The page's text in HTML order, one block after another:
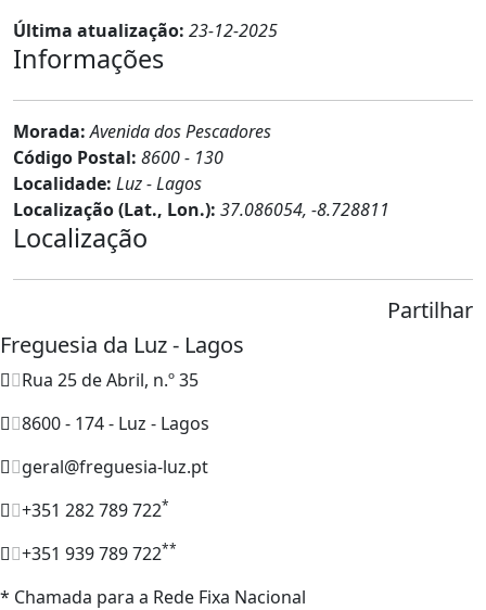
Última atualização: 23-12-2025
Informações
Morada:Avenida dos Pescadores
Código Postal: 8600 - 130
Localidade: Luz - Lagos
Localização (Lat., Lon.): 37.086054, -8.728811
Localização
Partilhar
Freguesia da Luz - Lagos
Rua 25 de Abril, n.º 35
8600 - 174 - Luz - Lagos
geral@freguesia-luz.pt
+351 282 789 722*
+351 939 789 722**
* Chamada para a Rede Fixa Nacional